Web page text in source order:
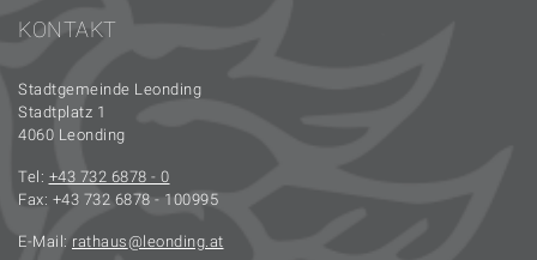
KONTAKT
Stadtgemeinde Leonding
Stadtplatz 1
4060 Leonding
Tel: +43 732 6878 - 0
Fax: +43 732 6878 - 100995
E-Mail: rathaus leonding.at